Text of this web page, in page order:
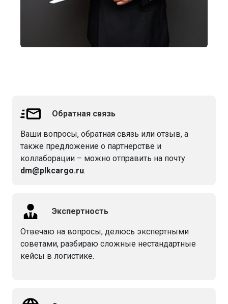
Обратная связь
Ваши вопросы, обратная связь или отзыв, а
также предложение о партнерстве и
коллаборации – можно отправить на почту
dm@plkcargo.ru.
Экспертность
Отвечаю на вопросы, делюсь экспертными
советами, разбираю сложные нестандартные
кейсы в логистике.